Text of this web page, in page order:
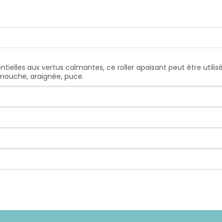
aux vertus calmantes, ce roller apaisant peut être
araignée, puce.